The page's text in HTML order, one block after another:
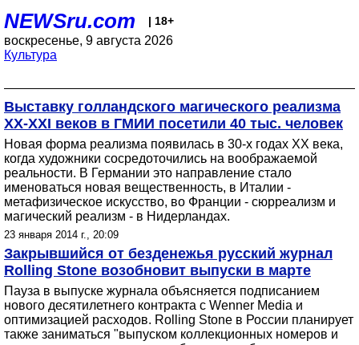
NEWSru.com | 18+
воскресенье, 9 августа 2026
Культура
Выставку голландского магического реализма
XX-XXI веков в ГМИИ посетили 40 тыс. человек
Новая форма реализма появилась в 30-х годах ХХ века,
когда художники сосредоточились на воображаемой
реальности. В Германии это направление стало
именоваться новая вещественность, в Италии -
метафизическое искусство, во Франции - сюрреализм и
магический реализм - в Нидерландах.
23 января 2014 г., 20:09
Закрывшийся от безденежья русский журнал
Rolling Stone возобновит выпуски в марте
Пауза в выпуске журнала объясняется подписанием
нового десятилетнего контракта с Wenner Media и
оптимизацией расходов. Rolling Stone в России планирует
также заниматься "выпуском коллекционных номеров и